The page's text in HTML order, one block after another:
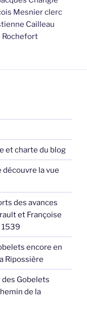
Mesnier clerc
Cailleau
Rochefort
et charte du blog
découvre la vue
des avances
et Françoise
1539
encore en
Ripossière
Gobelets
de la